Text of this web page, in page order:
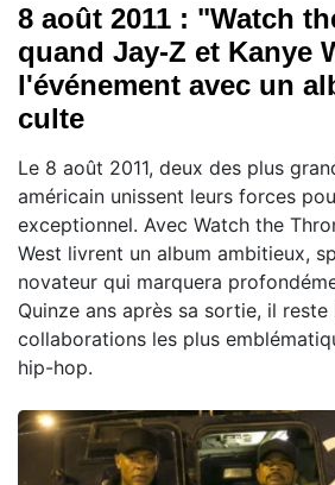
8 août 2011 : "Watch
quand Jay-Z et Kanye
l'événement avec un
culte
Le 8 août 2011, deux des plus
américain unissent leurs forces
exceptionnel. Avec Watch the
West livrent un album ambitieux,
novateur qui marquera
Quinze ans après sa sortie, il reste
collaborations les plus
hip-hop.